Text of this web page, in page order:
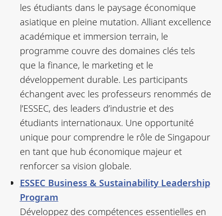
les étudiants dans le paysage économique
asiatique en pleine mutation. Alliant excellence
académique et immersion terrain, le
programme couvre des domaines clés tels
que la finance, le marketing et le
développement durable. Les participants
échangent avec les professeurs renommés de
l’ESSEC, des leaders d’industrie et des
étudiants internationaux. Une opportunité
unique pour comprendre le rôle de Singapour
en tant que hub économique majeur et
renforcer sa vision globale.
ESSEC Business & Sustainability Leadership
Program
Développez des compétences essentielles en